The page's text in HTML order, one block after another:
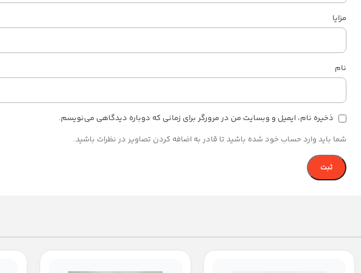
مزایا
نام
ذخیره نام، ایمیل و وبسایت من در مرورگر برای زمانی که دوباره دیدگاهی می‌نویسم.
شما باید وارد حساب خود شده باشید تا قادر به اضافه کردن تصاویر در نظرات باشید.